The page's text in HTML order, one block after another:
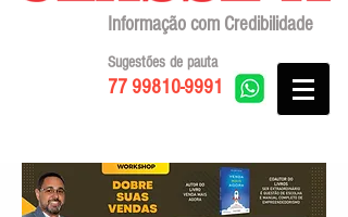
Informação com Credibilidade
77 99810-9991
Sugestões de pauta